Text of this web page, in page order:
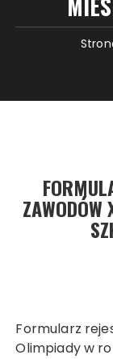
ZAWODÓW
Formularz rejestracji szkół do zawodów XV edycji
Olimpiady w